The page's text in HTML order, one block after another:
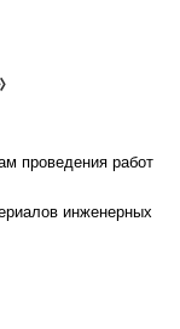
проведения работ
инженерных